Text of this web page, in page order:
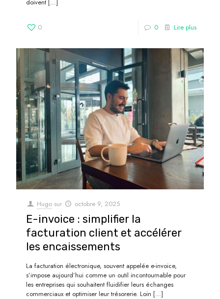
doivent […]
0 0 Lire plus
Hugo sur octobre 9, 2025
E-invoice : simplifier la
facturation client et accélérer
les encaissements
La facturation électronique, souvent appelée e-invoice,
s’impose aujourd’hui comme un outil incontournable pour
les entreprises qui souhaitent fluidifier leurs échanges
commerciaux et optimiser leur trésorerie. Loin […]